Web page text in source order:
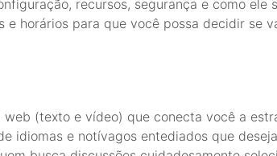
recursos, segurança e como ele
horários para que você possa decidir se
(texto e vídeo) que conecta você a
idiomas e notívagos entediados que